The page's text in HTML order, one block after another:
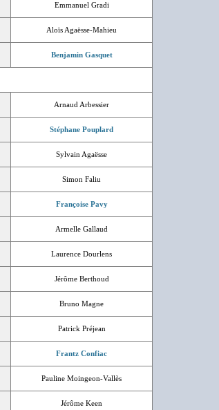
Emmanuel Gradi
Aloïs Agaësse-Mahieu
Benjamin Gasquet
Arnaud Arbessier
Stéphane Pouplard
Sylvain Agaësse
Simon Faliu
Françoise Pavy
Armelle Gallaud
Laurence Dourlens
Jérôme Berthoud
Bruno Magne
Patrick Préjean
Frantz Confiac
Pauline Moingeon-Vallès
Jérôme Keen